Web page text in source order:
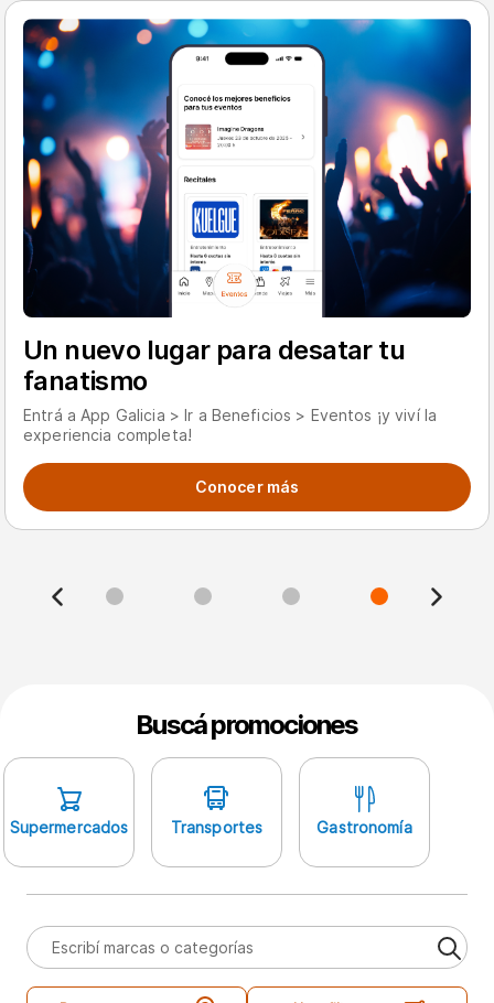
Un nuevo lugar para desatar tu
fanatismo
Entrá a App Galicia > Ir a Beneficios > Eventos ¡y viví la
experiencia completa!
Conocer más
0 1 2 3
Buscá promociones
Supermercados Transportes Gastronomía